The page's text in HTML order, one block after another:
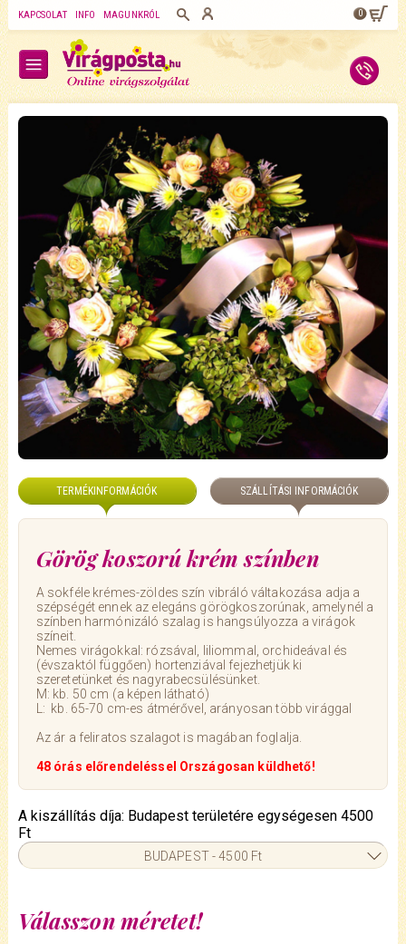
KAPCSOLAT INFO MAGUNKRÓL 0
TERMÉKINFORMÁCIÓK SZÁLLÍTÁSI INFORMÁCIÓK
Görög koszorú krém színben
A sokféle krémes-zöldes szín vibráló váltakozása adja a
szépségét ennek az elegáns görögkoszorúnak, amelynél a
színben harmónizáló szalag is hangsúlyozza a virágok
színeit.
Nemes virágokkal: rózsával, liliommal, orchideával és
(évszaktól függően) hortenziával fejezhetjük ki
szeretetünket és nagyrabecsülésünket.
M: kb. 50 cm (a képen látható)
L: kb. 65-70 cm-es átmérővel, arányosan több virággal
Az ár a feliratos szalagot is magában foglalja.
48 órás előrendeléssel Országosan küldhető!
Válasszon méretet!
A kiszállítás díja: Budapest területére egységesen 4500
Ft
BUDAPEST - 4500 Ft